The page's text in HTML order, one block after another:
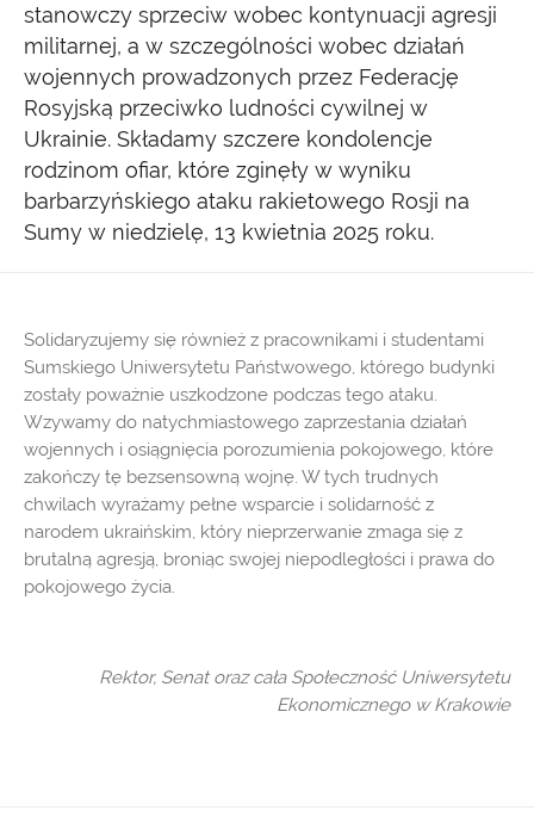
stanowczy sprzeciw wobec kontynuacji agresji
militarnej, a w szczególności wobec działań
wojennych prowadzonych przez Federację
Rosyjską przeciwko ludności cywilnej w
Ukrainie. Składamy szczere kondolencje
rodzinom ofiar, które zginęły w wyniku
barbarzyńskiego ataku rakietowego Rosji na
Sumy w niedzielę, 13 kwietnia 2025 roku.
Solidaryzujemy się również z pracownikami i studentami
Sumskiego Uniwersytetu Państwowego, którego budynki
zostały poważnie uszkodzone podczas tego ataku.
Wzywamy do natychmiastowego zaprzestania działań
wojennych i osiągnięcia porozumienia pokojowego, które
zakończy tę bezsensowną wojnę. W tych trudnych
chwilach wyrażamy pełne wsparcie i solidarność z
narodem ukraińskim, który nieprzerwanie zmaga się z
brutalną agresją, broniąc swojej niepodległości i prawa do
pokojowego życia.
Rektor, Senat oraz cała Społeczność Uniwersytetu
Ekonomicznego w Krakowie